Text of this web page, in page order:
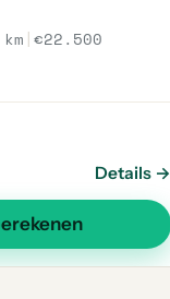
|€22.500
Details →